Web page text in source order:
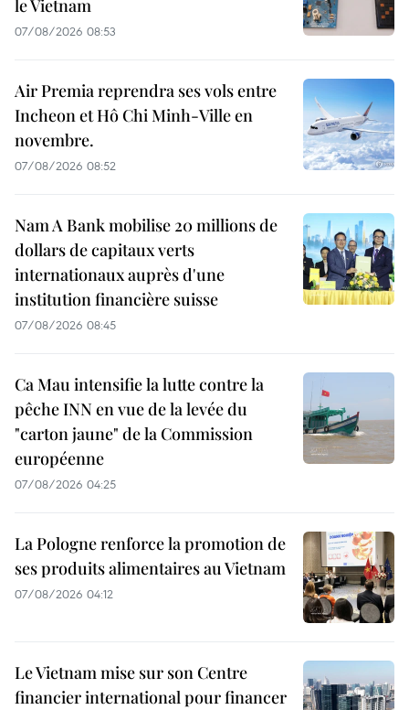
le Vietnam
07/08/2026 08:53
Air Premia reprendra ses vols entre
Incheon et Hô Chi Minh-Ville en
novembre.
07/08/2026 08:52
Nam A Bank mobilise 20 millions de
dollars de capitaux verts
internationaux auprès d'une
institution financière suisse
07/08/2026 08:45
Ca Mau intensifie la lutte contre la
pêche INN en vue de la levée du
"carton jaune" de la Commission
européenne
07/08/2026 04:25
La Pologne renforce la promotion de
ses produits alimentaires au Vietnam
07/08/2026 04:12
Le Vietnam mise sur son Centre
financier international pour financer